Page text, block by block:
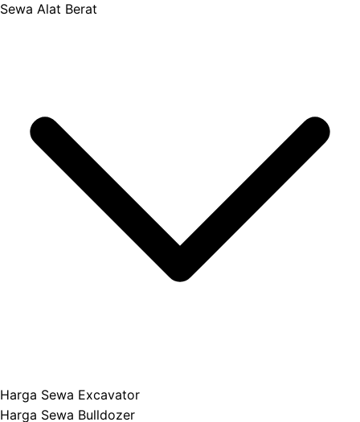
Sewa Alat Berat
Harga Sewa Excavator
Harga Sewa Bulldozer